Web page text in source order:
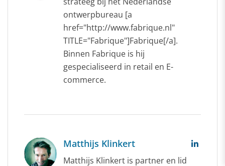
ontwerpbureau [a
href="http://www.fabrique.nl"
TITLE="Fabrique"]Fabrique[/a].
Binnen Fabrique is hij
gespecialiseerd in retail en E-
commerce.
Matthijs Klinkert
Matthijs Klinkert is partner en lid